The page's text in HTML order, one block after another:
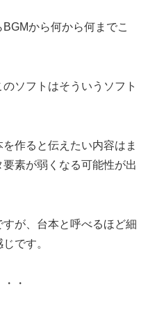
から何から何までこ
ソフトはそういうソフト
作ると伝えたい内容はま
素が弱くなる可能性が出
が、台本と呼べるほど細
です。
・